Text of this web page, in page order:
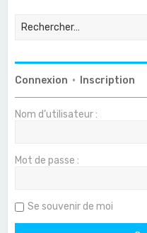
Connexion • Inscription
Nom d’utilisateur :
Mot de passe :
Se souvenir de moi